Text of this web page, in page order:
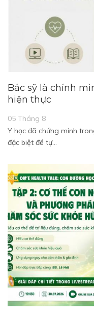
Bác sỹ là chính
hiện thực
05 Tháng 8
Y học đã chứng minh
đặc biệt để tự…